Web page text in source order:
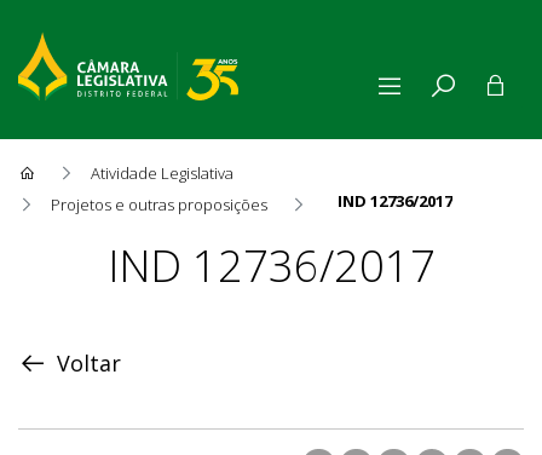
Atividade Legislativa
Projetos e outras proposições
IND 12736/2017
ProposiçãoIND 12736/2017
Voltar